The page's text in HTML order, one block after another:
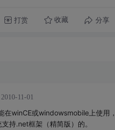
打赏 收藏 分享
2010-11-01
在winCE或windowsmobile上使用，
持.net框架（精简版）的。